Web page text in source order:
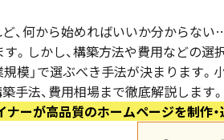
ど、何から始めればいいか分からな
。しかし、構築方法や費用などの
規模」で選ぶべき手法が決まります
手法、費用相場まで徹底解説しま
ナーが高品質のホームページを制作